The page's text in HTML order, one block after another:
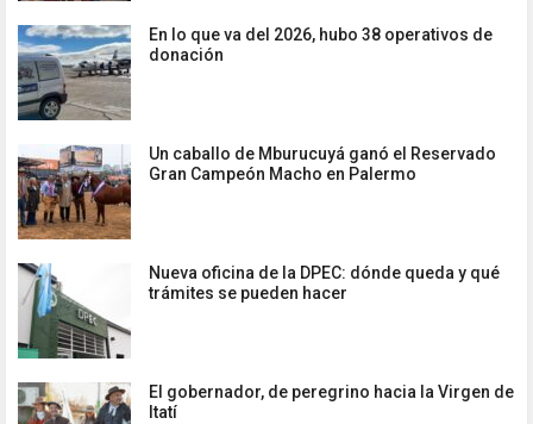
En lo que va del 2026, hubo 38 operativos de
donación
Un caballo de Mburucuyá ganó el Reservado
Gran Campeón Macho en Palermo
Nueva oficina de la DPEC: dónde queda y qué
trámites se pueden hacer
El gobernador, de peregrino hacia la Virgen de
Itatí